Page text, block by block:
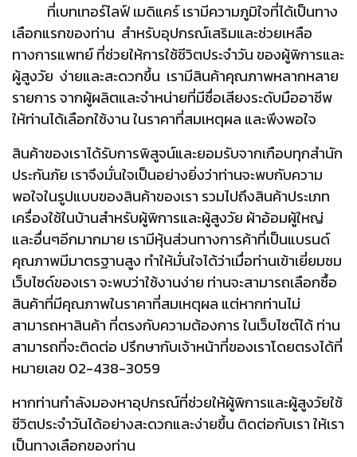
ที่เบทเทอร์ไลฟ์ เมดิแคร์ เรามีความภูมิใจที่ได้เป็นทาง
เลือกแรกของท่าน สำหรับอุปกรณ์เสริมและช่วยเหลือ
ทางการแพทย์ ที่ช่วยให้การใช้ชีวิตประจำวัน ของผู้พิการและ
ผู้สูงวัย ง่ายและสะดวกขึ้น เรามีสินค้าคุณภาพหลากหลาย
รายการ จากผู้ผลิตและจำหน่ายที่มีชื่อเสียงระดับมืออาชีพ
ให้ท่านได้เลือกใช้งาน ในราคาที่สมเหตุผล และพึงพอใจ
สินค้าของเราได้รับการพิสูจน์และยอมรับจากเกือบทุกสำนัก
ประกันภัย เราจึงมั่นใจเป็นอย่างยิ่งว่าท่านจะพบกับความ
พอใจในรูปแบบของสินค้าของเรา รวมไปถึงสินค้าประเภท
เครื่องใช้ในบ้านสำหรับผู้พิการและผู้สูงวัย ผ้าอ้อมผู้ใหญ่
และอื่นๆอีกมากมาย เรามีหุ้นส่วนทางการค้าที่เป็นแบรนด์
คุณภาพมีมาตรฐานสูง ทำให้มั่นใจได้ว่าเมื่อท่านเข้าเยี่ยมชม
เว็บไซด์ของเรา จะพบว่าใช้งานง่าย ท่านจะสามารถเลือกซื้อ
สินค้าที่มีคุณภาพในราคาที่สมเหตุผล แต่หากท่านไม่
สามารถหาสินค้า ที่ตรงกับความต้องการ ในเว็บไซต์ได้ ท่าน
สามารถที่จะติดต่อ ปรึกษากับเจ้าหน้าที่ของเราโดยตรงได้ที่
หมายเลข 02-438-3059
หากท่านกำลังมองหาอุปกรณ์ที่ช่วยให้ผู้พิการและผู้สูงวัยใช้
ชีวิตประจำวันได้อย่างสะดวกและง่ายขึ้น ติดต่อกับเรา ให้เรา
เป็นทางเลือกของท่าน